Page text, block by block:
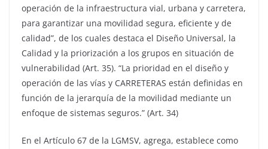
operación de la infraestructura vial, urbana y carretera,
para garantizar una movilidad segura, eficiente y de
calidad”, de los cuales destaca el Diseño Universal, la
Calidad y la priorización a los grupos en situación de
vulnerabilidad (Art. 35). “La prioridad en el diseño y
operación de las vías y CARRETERAS están definidas en
función de la jerarquía de la movilidad mediante un
enfoque de sistemas seguros.” (Art. 34)
En el Artículo 67 de la LGMSV, agrega, establece como